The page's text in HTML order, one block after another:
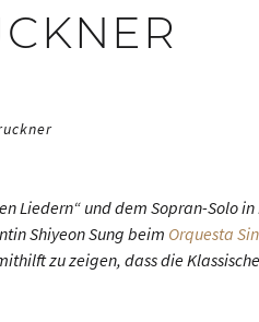
Liedern“ und dem Sopran-Solo in
Shiyeon Sung beim Orquesta
zu zeigen, dass die